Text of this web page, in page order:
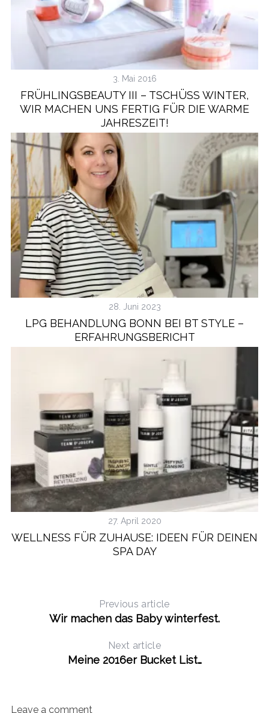
3. Mai 2016
FRÜHLINGSBEAUTY III – TSCHÜSS WINTER, W
IR MACHEN UNS FERTIG FÜR DIE WARME J
AHRESZEIT!
28. Juni 2023
LPG BEHANDLUNG BONN BEI BT STYLE –
ERFAHRUNGSBERICHT
27. April 2020
WELLNESS FÜR ZUHAUSE: IDEEN FÜR DEINEN
SPA DAY
Previous article
Wir machen das Baby winterfest.
Next article
Meine 2016er Bucket List…
Leave a comment
f
o
: